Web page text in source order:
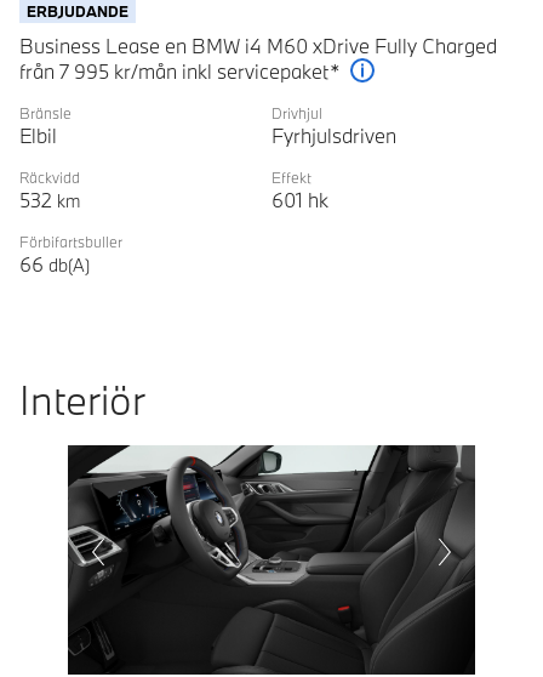
ERBJUDANDE
Business Lease en BMW i4 M60 xDrive Fully Charged
från 7 995 kr/mån inkl servicepaket*
Bränsle
Elbil
Drivhjul
Fyrhjulsdriven
Räckvidd
532 km
Effekt
601 hk
Förbifartsbuller
66 db(A)
Interiör
Prevoius
Next